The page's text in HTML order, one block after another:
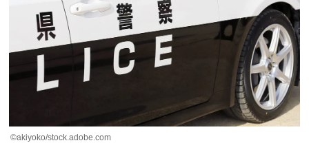
©︎akiyoko/stock.adobe.com